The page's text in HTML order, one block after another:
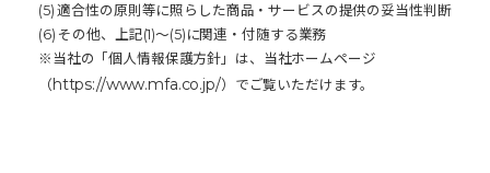
(5) 適合性の原則等に照らした商品・サービスの提供の妥当性判断
(6) その他、上記(1)～(5)に関連・付随する業務
※当社の「個人情報保護方針」は、当社ホームページ
（https://www.mfa.co.jp/）でご覧いただけます。